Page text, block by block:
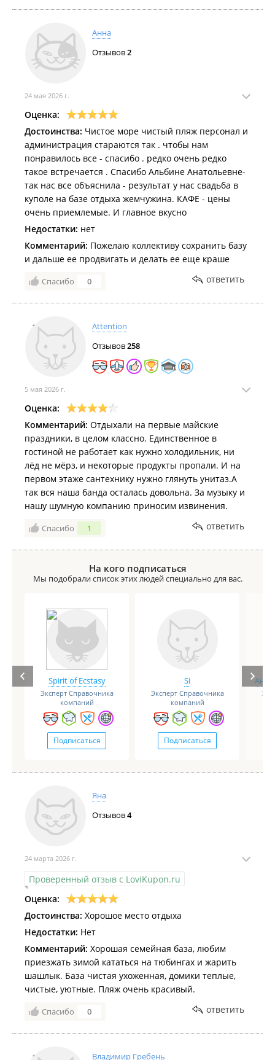
Анна
Отзывов2
24 мая 2026 г.
Оценка:
Достоинства: Чистое море чистый пляж персонал и
администрация стараются так . чтобы нам
понравилось все - спасибо . редко очень редко
такое встречается . Спасибо Альбине Анатольевне-
так нас все объяснила - результат у нас свадьба в
куполе на базе отдыха жемчужина. КАФЕ - цены
очень приемлемые. И главное вкусно
Недостатки: нет
Комментарий: Пожелаю коллективу сохранить базу
и дальше ее продвигать и делать ее еще краше
Спасибо 0 ответить
Attention
Отзывов258
5 мая 2026 г.
Оценка:
Комментарий: Отдыхали на первые майские
праздники, в целом классно. Единственное в
гостиной не работает как нужно холодильник, ни
лёд не мёрз, и некоторые продукты пропали. И на
первом этаже сантехнику нужно глянуть унитаз.А
так вся наша банда осталась довольна. За музыку и
нашу шумную компанию приносим извинения.
Спасибо 1 ответить
На кого подписаться
Мы подобрали список этих людей специально для вас.
Spirit of Ecstasy
Эксперт Справочника
компаний
Подписаться
Si
Эксперт Справочника
компаний
Подписаться
Яна
Отзывов4
24 марта 2026 г.
Проверенный отзыв с LoviKupon.ru
Оценка:
Достоинства: Хорошое место отдыха
Недостатки: Нет
Комментарий: Хорошая семейная база, любим
приезжать зимой кататься на тюбингах и жарить
шашлык. База чистая ухоженная, домики теплые,
чистые, уютные. Пляж очень красивый.
Спасибо 0 ответить
Владимир Гребень